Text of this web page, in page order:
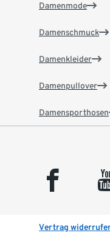
Damenmode
Damenschmuck
Damenkleider
Damenpullover
Damensporthosen
facebook
Vertrag